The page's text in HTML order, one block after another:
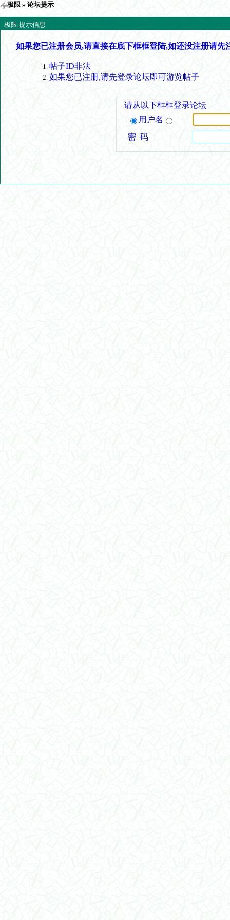
极限 » 论坛提示
极限 提示信息
如果您已注册会员,请直接在底下框框登陆,如还没注册请先
帖子ID非法
如果您已注册,请先登录论坛即可游览帖子
请从以下框框登录论坛
用户名
密 码